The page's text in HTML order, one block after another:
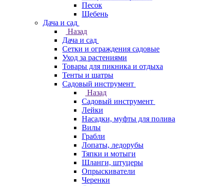
Песок
Щебень
Дача и сад
Назад
Дача и сад
Сетки и ограждения садовые
Уход за растениями
Товары для пикника и отдыха
Тенты и шатры
Садовый инструмент
Назад
Садовый инструмент
Лейки
Насадки, муфты для полива
Вилы
Грабли
Лопаты, ледорубы
Тяпки и мотыги
Шланги, штуцеры
Опрыскиватели
Черенки